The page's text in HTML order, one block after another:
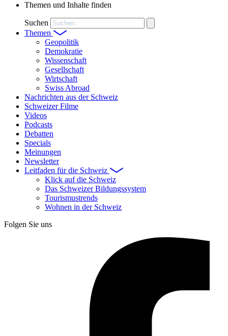
Themen und Inhalte finden
Suchen
Themen
Geopolitik
Demokratie
Wissenschaft
Gesellschaft
Wirtschaft
Swiss Abroad
Nachrichten aus der Schweiz
Schweizer Filme
Videos
Podcasts
Debatten
Specials
Meinungen
Newsletter
Leitfaden für die Schweiz
Klick auf die Schweiz
Das Schweizer Bildungssystem
Tourismustrends
Wohnen in der Schweiz
Folgen Sie uns